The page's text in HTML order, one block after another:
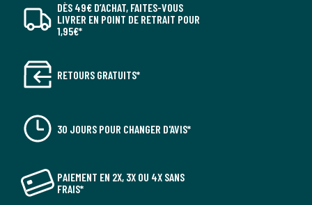
DÈS 49€ D’ACHAT, FAITES-VOUS
LIVRER EN POINT DE RETRAIT POUR
1,95€*
RETOURS GRATUITS*
30 JOURS POUR CHANGER D'AVIS*
PAIEMENT EN 2X, 3X OU 4X SANS
FRAIS*